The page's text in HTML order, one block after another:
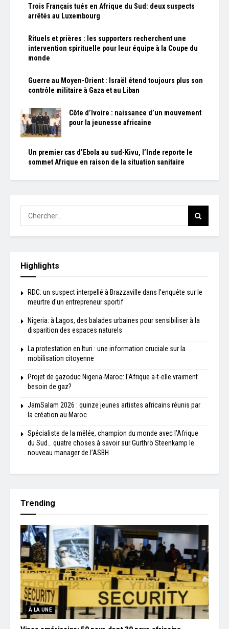
Trois Français tués en Afrique du Sud: deux suspects
arrêtés au Luxembourg
Rituels et prières : les supporters recherchent une
intervention spirituelle pour leur équipe à la Coupe du
monde
Guerre au Moyen-Orient : Israël étend toujours plus son
contrôle militaire à Gaza et au Liban
Côte d’Ivoire : naissance d’un mouvement
pour la jeunesse africaine
Un premier cas d’Ebola au sud-Kivu, l’Inde reporte le
sommet Afrique en raison de la situation sanitaire
Highlights
RDC: un suspect interpellé à Brazzaville dans l’enquête sur le
meurtre d'un entrepreneur sportif
Nigeria: à Lagos, des balades urbaines pour sensibiliser à la
disparition des espaces naturels
La protestation en Ituri : une information cruciale sur la
mobilisation citoyenne
Projet de gazoduc Nigeria-Maroc: l'Afrique a-t-elle vraiment
besoin de gaz?
JamSalam 2026 : quinze jeunes artistes africains réunis par
la création au Maroc
Spécialiste de la mêlée, champion du monde avec l’Afrique
du Sud… quatre choses à savoir sur Gurthrö Steenkamp le
nouveau manager de l’ASBH
Trending
À LA UNE